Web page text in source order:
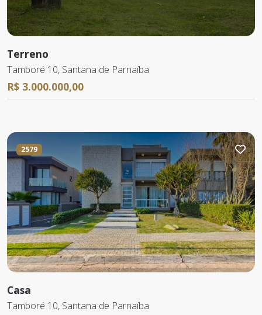
Terreno
Tamboré 10, Santana de Parnaíba
R$ 3.000.000,00
2579
Casa
Tamboré 10, Santana de Parnaíba